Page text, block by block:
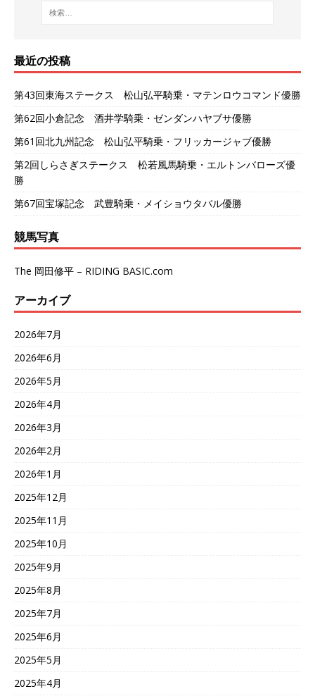
最近の投稿
第43回東海ステークス 松山弘平騎乗・マテンロウコマンド優勝
第62回小倉記念 酒井学騎乗・ゼンダンハヤブサ優勝
第61回北九州記念 松山弘平騎乗・フリッカージャブ優勝
第2回しらさぎステークス 松若風馬騎乗・エルトンバローズ優
勝
第67回宝塚記念 武豊騎乗・メイショウタバル優勝
競馬写真
The 岡田修平 – RIDING BASIC.com
アーカイブ
2026年7月
2026年6月
2026年5月
2026年4月
2026年3月
2026年2月
2026年1月
2025年12月
2025年11月
2025年10月
2025年9月
2025年8月
2025年7月
2025年6月
2025年5月
2025年4月